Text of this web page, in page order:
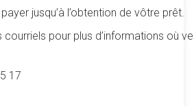
jusqu’à l’obtention de vôtre prêt.
courriels pour plus d’informations où
17